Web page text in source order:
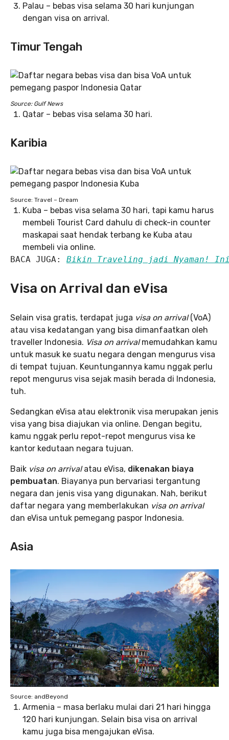
Palau – bebas visa selama 30 hari kunjungan
dengan visa on arrival.
Timur Tengah
Source: Gulf News
Qatar – bebas visa selama 30 hari.
Karibia
Source: Travel – Dream
Kuba – bebas visa selama 30 hari, tapi kamu harus
membeli Tourist Card dahulu di check-in counter
maskapai saat hendak terbang ke Kuba atau
membeli via online.
BACA JUGA: Bikin Traveling jadi Nyaman! Ini
Visa on Arrival dan eVisa
Selain visa gratis, terdapat juga visa on arrival(VoA)
atau visa kedatangan yang bisa dimanfaatkan oleh
traveller Indonesia. Visa on arrivalmemudahkan kamu
untuk masuk ke suatu negara dengan mengurus visa
di tempat tujuan. Keuntungannya kamu nggak perlu
repot mengurus visa sejak masih berada di Indonesia,
tuh.
Sedangkan eVisa atau elektronik visa merupakan jenis
visa yang bisa diajukan via online. Dengan begitu,
kamu nggak perlu repot-repot mengurus visa ke
kantor kedutaan negara tujuan.
Baik visa on arrivalatau eVisa, dikenakan biaya
pembuatan. Biayanya pun bervariasi tergantung
negara dan jenis visa yang digunakan. Nah, berikut
daftar negara yang memberlakukan visa on arrival
dan eVisa untuk pemegang paspor Indonesia.
Asia
Source: andBeyond
Armenia – masa berlaku mulai dari 21 hari hingga
120 hari kunjungan. Selain bisa visa on arrival
kamu juga bisa mengajukan eVisa.